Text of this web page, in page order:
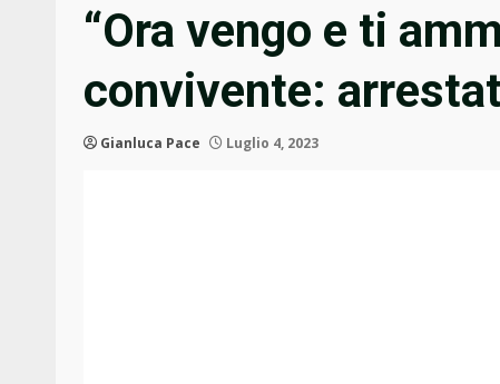
“Ora vengo e ti
convivente:
Gianluca Pace Luglio 4, 2023